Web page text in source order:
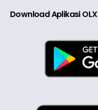
Download Aplikasi OLX